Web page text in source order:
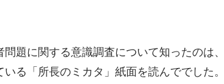
問題に関する意識調査について知ったのは
いる「所長のミカタ」紙面を読んででした